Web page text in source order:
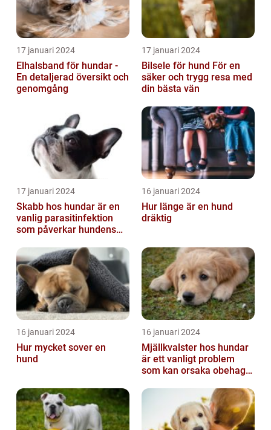
17 januari 2024
Elhalsband för hundar -
En detaljerad översikt och
genomgång
17 januari 2024
Bilsele för hund För en
säker och trygg resa med
din bästa vän
17 januari 2024
Skabb hos hundar är en
vanlig parasitinfektion
som påverkar hundens
16 januari 2024
Hur länge är en hund
dräktig
16 januari 2024
Hur mycket sover en
hund
16 januari 2024
Mjällkvalster hos hundar
är ett vanligt problem
som kan orsaka obehag
hunden...